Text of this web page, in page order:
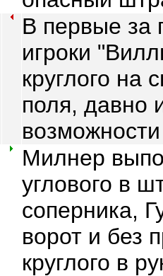
В первые за
игроки
круглого на
поля, давно
Милнер
углового в
соперника,
ворот и без
круглого в